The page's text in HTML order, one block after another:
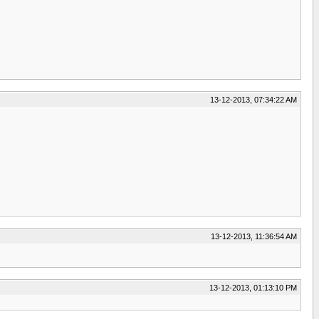
13-12-2013, 07:34:22 AM
13-12-2013, 11:36:54 AM
13-12-2013, 01:13:10 PM